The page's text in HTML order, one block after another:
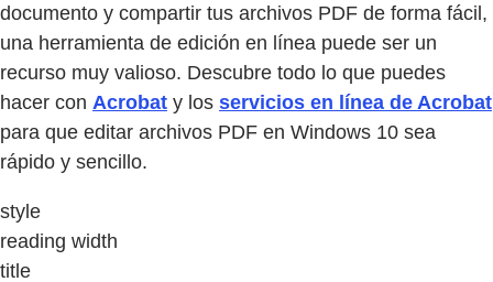
documento y compartir tus archivos PDF de forma fácil,
una herramienta de edición en línea puede ser un
recurso muy valioso. Descubre todo lo que puedes
hacer con Acrobat y los servicios en línea de Acrobat
para que editar archivos PDF en Windows 10 sea
rápido y sencillo.
style
reading width
title